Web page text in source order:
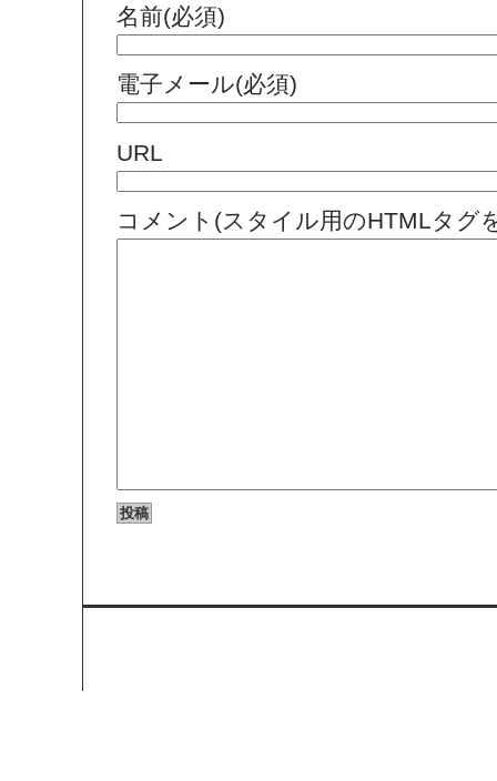
名前(必須)
電子メール(必須)
URL
コメント(スタイル用のHTMLタグ